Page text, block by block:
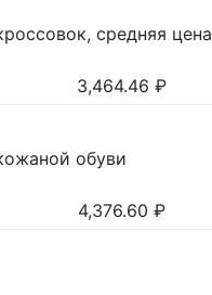
средняя цена
3,464.46 ₽
обуви
4,376.60 ₽